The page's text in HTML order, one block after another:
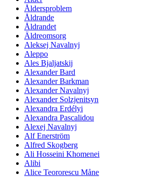
Åldersproblem
Åldrande
Åldrandet
Äldreomsorg
Aleksej Navalnyj
Aleppo
Ales Bjaljatskij
Alexander Bard
Alexander Barkman
Alexander Navalnyj
Alexander Solzjenitsyn
Alexandra Erdélyi
Alexandra Pascalidou
Alexej Navalnyj
Alf Enerström
Alfred Skogberg
Ali Hosseini Khomenei
Alibi
Alice Teororescu Måne